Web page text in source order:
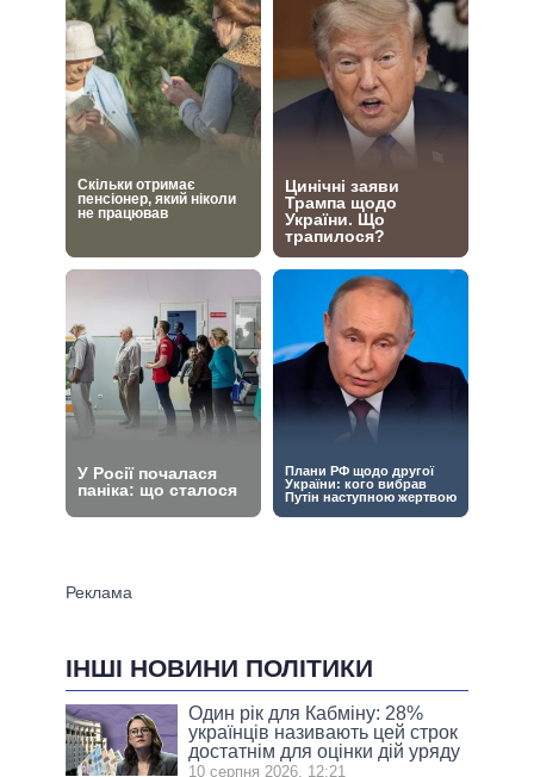
ІНШІ НОВИНИ ПОЛІТИКИ
Один рік для Кабміну: 28%
українців називають цей строк
достатнім для оцінки дій уряду
10 серпня 2026, 12:21